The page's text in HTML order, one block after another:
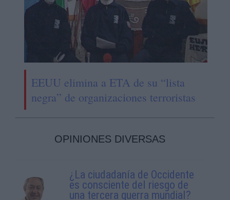
EEUU elimina a ETA de su “lista
negra” de organizaciones terroristas
OPINIONES DIVERSAS
¿La ciudadanía de Occidente
es consciente del riesgo de
una tercera guerra mundial?